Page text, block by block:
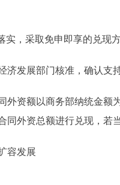
，采取免申即享的兑现方
发展部门核准，确认支持
额以商务部纳统金额为
外资总额进行兑现，若
容发展